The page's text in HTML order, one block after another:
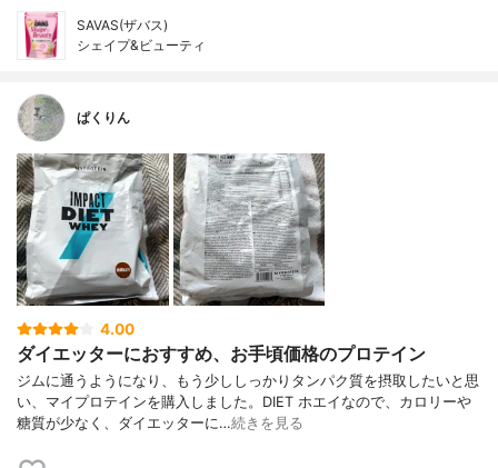
SAVAS(ザバス)
シェイプ&ビューティ
ぱくりん
4.00
ダイエッターにおすすめ、お手頃価格のプロテイン
ジムに通うようになり、もう少ししっかりタンパク質を摂取したいと思
い、マイプロテインを購入しました。DIET ホエイなので、カロリーや
糖質が少なく、ダイエッターに…続きを見る